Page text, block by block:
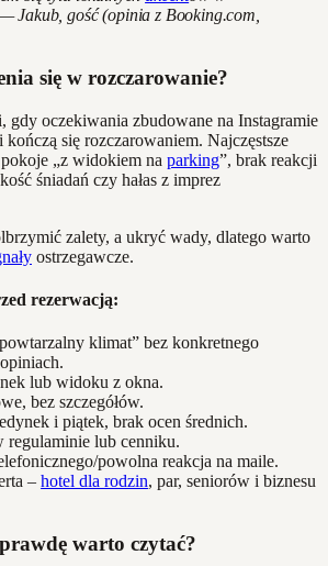
Jakub, gość (opinia z Booking.com,
się w rozczarowanie?
gdy oczekiwania zbudowane na Instagramie
kończą się rozczarowaniem. Najczęstsze
„z widokiem na parking”, brak reakcji
śniadań czy hałas z imprez
zalety, a ukryć wady, dlatego warto
ostrzegawcze.
rezerwacją:
klimat” bez konkretnego
lub widoku z okna.
bez szczegółów.
i piątek, brak ocen średnich.
regulaminie lub cenniku.
powolna reakcja na maile.
– hotel dla rodzin, par, seniorów i biznesu
warto czytać?